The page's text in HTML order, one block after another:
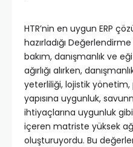
HTR’nin en uygun ERP
hazırladığı
bakım, danışmanlık ve
ağırlığı alırken,
yeterliliği, lojistik yönetim,
yapısına uygunluk,
ihtiyaçlarına uygunluk
içeren matriste yüksek
oluşturuyordu. Bu